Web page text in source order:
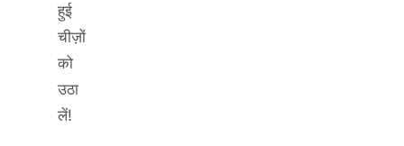
हुई
चीज़ों
को
उठा
लें!